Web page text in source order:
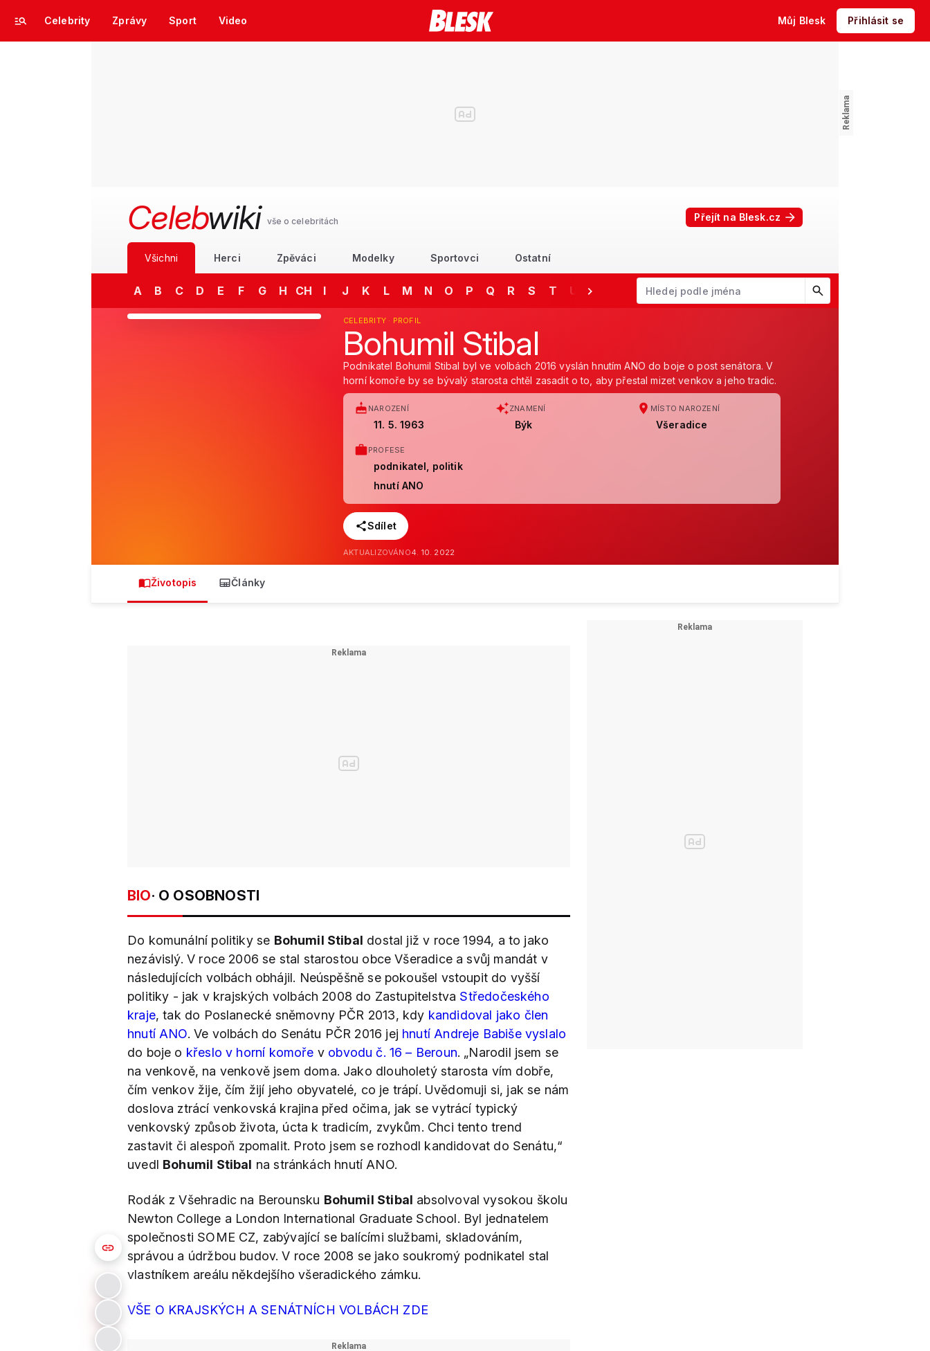
Celebrity Zprávy Sport Video Můj Blesk Přihlásit se
Celebwiki vše o celebritách Přejít na Blesk.cz
Všichni Herci Zpěváci Modelky Sportovci Ostatní
A B C D E F G H CH I J K L M N O P Q R S T U V Y Z
Začněte psát jméno. Šipkami dolů a nahoru procházejte návrhy,
CELEBRITY · PROFIL
Bohumil Stibal
Podnikatel Bohumil Stibal byl ve volbách 2016 vyslán hnutím ANO do boje o post senátora. V
horní komoře by se bývalý starosta chtěl zasadit o to, aby přestal mizet venkov a jeho tradic.
NAROZENÍ
11. 5. 1963
ZNAMENÍ
Býk
MÍSTO NAROZENÍ
Všeradice
PROFESE
podnikatel, politik
hnutí ANO
Sdílet
AKTUALIZOVÁNO4. 10. 2022
Životopis Články
BIO· O OSOBNOSTI
Do komunální politiky se Bohumil Stibal dostal již v roce 1994, a to jako
nezávislý. V roce 2006 se stal starostou obce Všeradice a svůj mandát v
následujících volbách obhájil. Neúspěšně se pokoušel vstoupit do vyšší
politiky - jak v krajských volbách 2008 do Zastupitelstva Středočeského
kraje, tak do Poslanecké sněmovny PČR 2013, kdy kandidoval jako člen
hnutí ANO. Ve volbách do Senátu PČR 2016 jej hnutí Andreje Babiše vyslalo
do boje o křeslo v horní komoře v obvodu č. 16 – Beroun. „Narodil jsem se
na venkově, na venkově jsem doma. Jako dlouholetý starosta vím dobře,
čím venkov žije, čím žijí jeho obyvatelé, co je trápí. Uvědomuji si, jak se nám
doslova ztrácí venkovská krajina před očima, jak se vytrácí typický
venkovský způsob života, úcta k tradicím, zvykům. Chci tento trend
zastavit či alespoň zpomalit. Proto jsem se rozhodl kandidovat do Senátu,“
uvedl Bohumil Stibal na stránkách hnutí ANO.
Rodák z Všehradic na Berounsku Bohumil Stibal absolvoval vysokou školu
Newton College a London International Graduate School. Byl jednatelem
společnosti SOME CZ, zabývající se balícími službami, skladováním,
správou a údržbou budov. V roce 2008 se jako soukromý podnikatel stal
vlastníkem areálu někdejšího všeradického zámku.
VŠE O KRAJSKÝCH A SENÁTNÍCH VOLBÁCH ZDE